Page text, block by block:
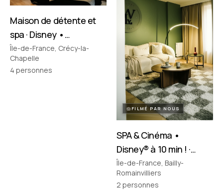
Maison de détente et
spa · Disney •
Crécy‑la‑Chapelle
Île-de-France, Crécy-la-
Chapelle
4 personnes
FILMÉ PAR NOUS
SPA & Cinéma •
Disney® à 10 min ! ·
Bailly-Romainvilliers
Île-de-France, Bailly-
Romainvilliers
2 personnes